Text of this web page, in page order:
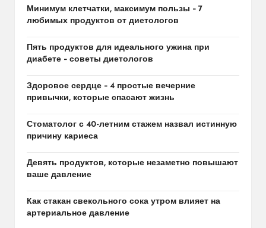
Минимум клетчатки, максимум пользы – 7
любимых продуктов от диетологов
Пять продуктов для идеального ужина при
диабете – советы диетологов
Здоровое сердце – 4 простые вечерние
привычки, которые спасают жизнь
Стоматолог с 40-летним стажем назвал истинную
причину кариеса
Девять продуктов, которые незаметно повышают
ваше давление
Как стакан свекольного сока утром влияет на
артериальное давление